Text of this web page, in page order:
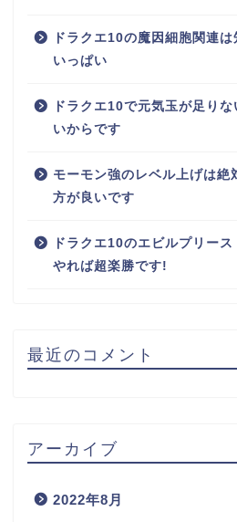
ドラクエ10の魔因細胞関連
いっぱい
ドラクエ10で元気玉が足り
いからです
モーモン強のレベル上げは絶
方が良いです
ドラクエ10のエビルプリー
やれば超楽勝です!
最近のコメント
アーカイブ
2022年8月